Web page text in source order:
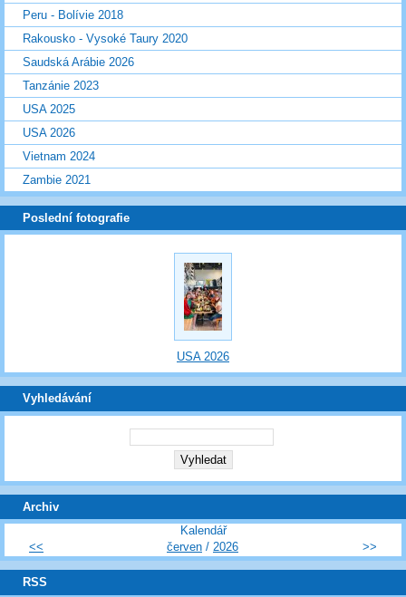
Peru - Bolívie 2018
Rakousko - Vysoké Taury 2020
Saudská Arábie 2026
Tanzánie 2023
USA 2025
USA 2026
Vietnam 2024
Zambie 2021
Poslední fotografie
USA 2026
Vyhledávání
Archiv
Kalendář
<<
červen / 2026 >>
RSS